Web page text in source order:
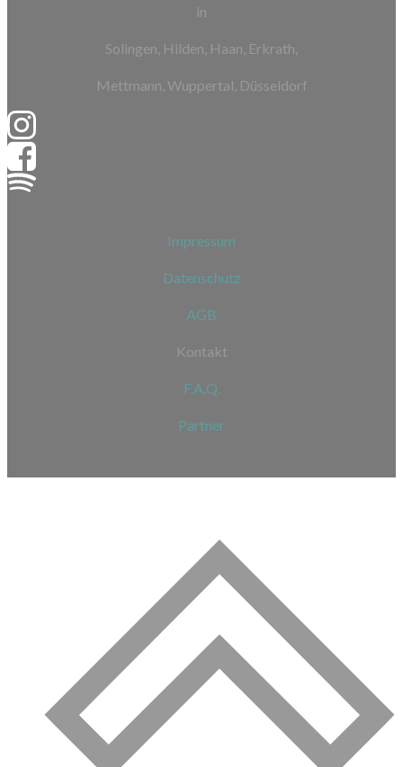
in
Solingen, Hilden, Haan, Erkrath,
Mettmann, Wuppertal, Düsseldorf
Impressum
Datenschutz
AGB
Kontakt
F.A.Q.
Partner